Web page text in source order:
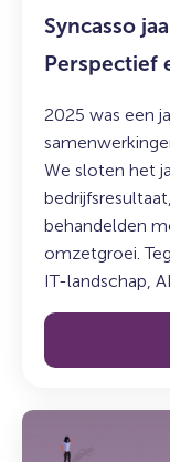
Syncasso
Perspectief
2025 was een
We sloten het
behandelden
omzetgroei.
IT-landschap,
Lees
meer